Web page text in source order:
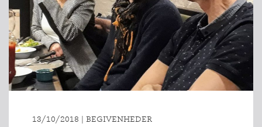
13/10/2018 | BEGIVENHEDER